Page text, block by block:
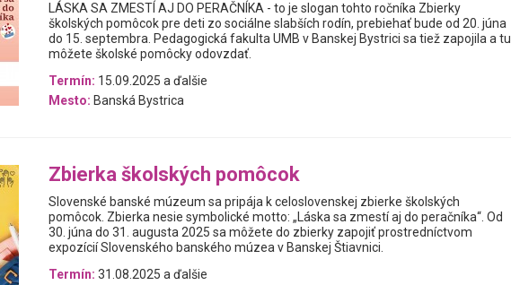
LÁSKA SA ZMESTÍ AJ DO PERAČNÍKA - to je slogan tohto ročníka Zbierky
školských pomôcok pre deti zo sociálne slabších rodín, prebiehať bude od 20. júna
do 15. septembra. Pedagogická fakulta UMB v Banskej Bystrici sa tiež zapojila a tu
môžete školské pomôcky odovzdať.
Termín: 15.09.2025 a ďalšie
Mesto: Banská Bystrica
Zbierka školských pomôcok
Slovenské banské múzeum sa pripája k celoslovenskej zbierke školských
pomôcok. Zbierka nesie symbolické motto: „Láska sa zmestí aj do peračníka“. Od
30. júna do 31. augusta 2025 sa môžete do zbierky zapojiť prostredníctvom
expozícií Slovenského banského múzea v Banskej Štiavnici.
Termín: 31.08.2025 a ďalšie